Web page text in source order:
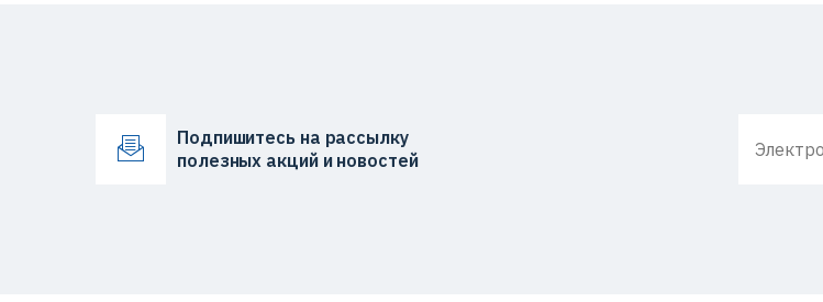
Подпишитесь на рассылку
полезных акций и новостей